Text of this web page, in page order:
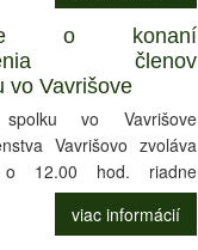
o konaní
členov
vo Vavrišove
vo Vavrišove
Vavrišovo zvoláva
12.00 hod. riadne
viac informácií